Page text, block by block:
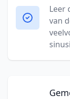
Leer
van